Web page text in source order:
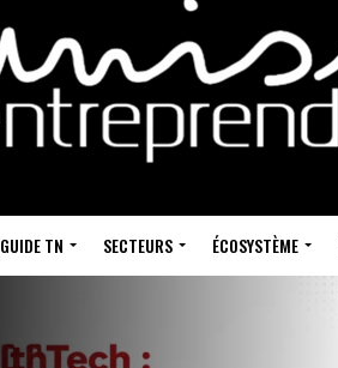
GUIDE TN SECTEURS ÉCOSYSTÈME